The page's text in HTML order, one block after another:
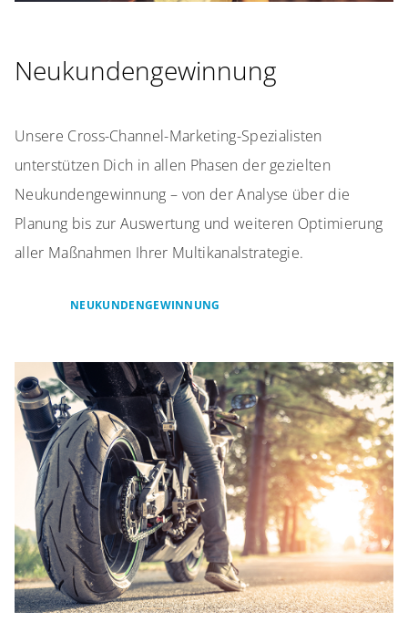
Neukundengewinnung
Unsere Cross-Channel-Marketing-Spezialisten
unterstützen Dich in allen Phasen der gezielten
Neukundengewinnung – von der Analyse über die
Planung bis zur Auswertung und weiteren Optimierung
aller Maßnahmen Ihrer Multikanalstrategie.
NEUKUNDENGEWINNUNG